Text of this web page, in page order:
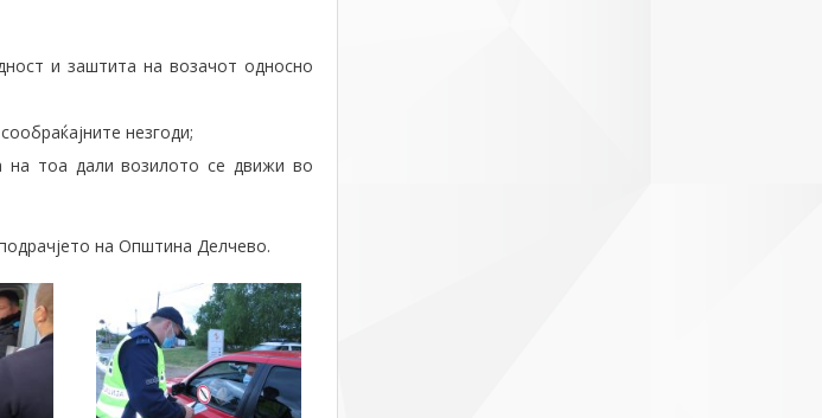
и заштита на возачот односно
незгоди;
на тоа дали возилото се движи во
на Општина Делчево.